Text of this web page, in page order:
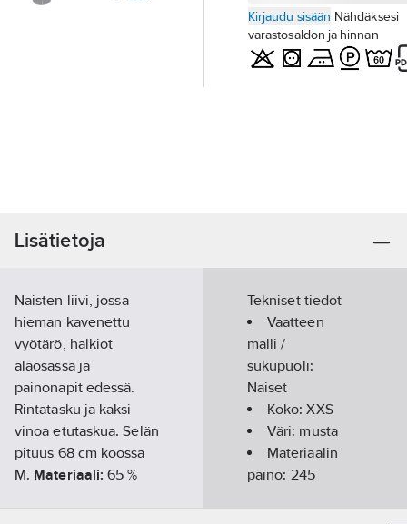
Kirjaudu sisään Nähdäksesi
varastosaldon ja hinnan
Lisätietoja
Naisten liivi, jossa
hieman kavenettu
vyötärö, halkiot
alaosassa ja
painonapit edessä.
Rintatasku ja kaksi
vinoa etutaskua. Selän
pituus 68 cm koossa
M. Materiaali:65 %
Tekniset tiedot
Vaatteen
malli /
sukupuoli:
Naiset
Koko:XXS
Väri: musta
Materiaalin
paino: 245